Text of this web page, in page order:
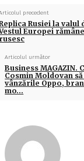
precedent
Rusiei la valul
Europei
Articolul următor
Business MAGAZIN.
Cosmin Moldovan
vânzările Oppo,
mo…